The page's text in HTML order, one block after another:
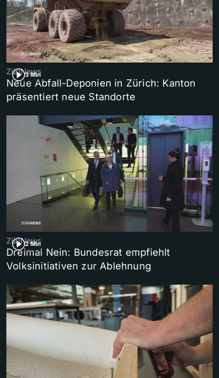
3 Min
ZüriNews
Neue Abfall-Deponien in Zürich: Kanton
präsentiert neue Standorte
2 Min
ZüriNews
Dreimal Nein: Bundesrat empfiehlt
Volksinitiativen zur Ablehnung